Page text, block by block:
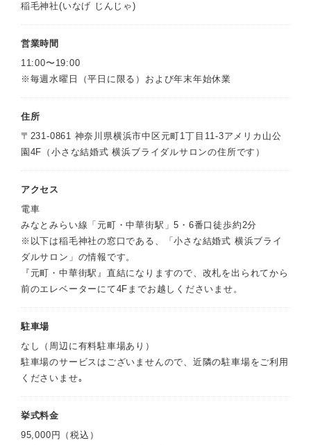
稲毛神社(いなげ じんじゃ)
営業時間
11:00〜19:00
※毎週水曜日（平日に限る）および年末年始休業
住所
〒231-0861 神奈川県横浜市中区元町1丁目11-3アメリカ山公
園4F（小さな結婚式 横浜ブライダルサロンの住所です）
アクセス
電車
みなとみらい線「元町・中華街駅」5・6番口徒歩約2分
※以下は稲毛神社の窓口である、「小さな結婚式 横浜ブライ
ダルサロン」の情報です。
『元町・中華街駅』直結になりますので、改札を出られてから
前のエレベーターにて4Fまでお越しくださいませ。
駐車場
なし（周辺に有料駐車場あり）
駐車場のサービスはございませんので、近隣の駐車場をご利用
くださいませ｡
挙式料金
95,000円（税込）